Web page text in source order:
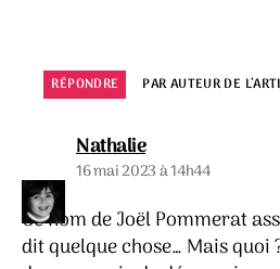
RÉPONDRE PAR AUTEUR DE
Nathaliedit :
16 mai 2023 à 14h44
Ce nom de Joël Pommerat
dit quelque chose… Mais quoi